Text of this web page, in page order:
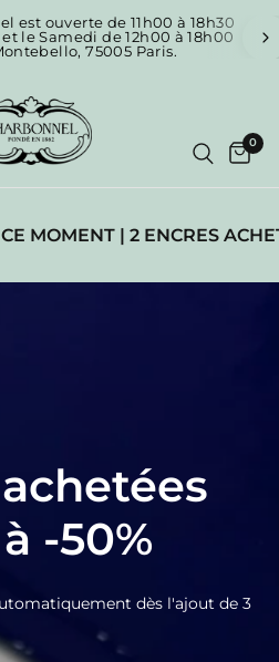
est ouverte de 11h00 à 18h30
le Samedi de 12h00 à 18h00
75005 Paris.
0
| 2 ENCRES
achetées
à -50%
dès l'ajout de 3
Imprimez
!
lavable
sont
en magasin et